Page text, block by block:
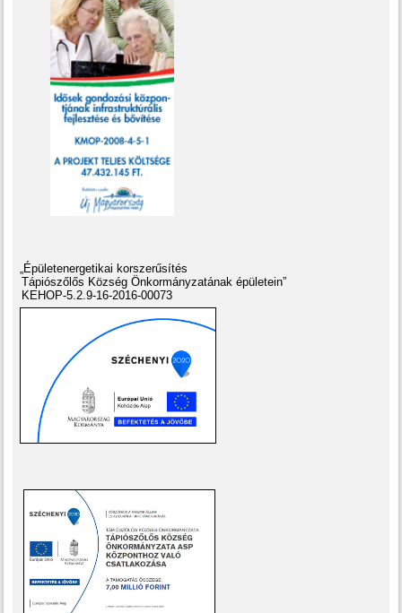
„Épületenergetikai korszerűsítés
Tápiószőlős Község Önkormányzatának épületein”
KEHOP-5.2.9-16-2016-00073